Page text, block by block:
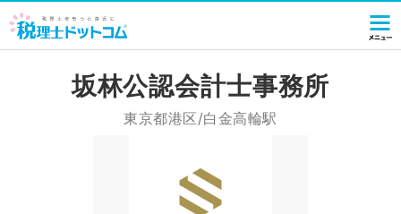
坂林公認会計士事務所
東京都港区/白金高輪駅